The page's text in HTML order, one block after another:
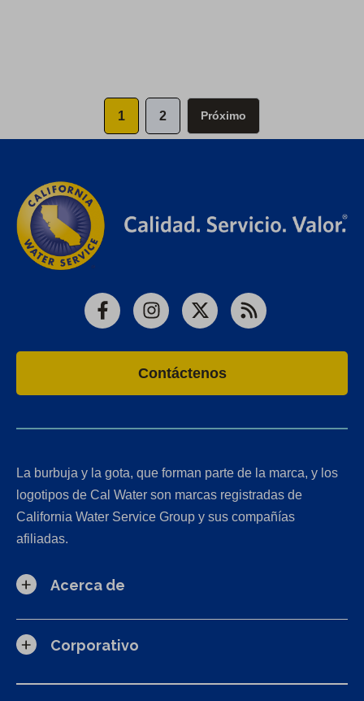
1 2 Próximo
FacebookInstagram
X RSS
Contáctenos
La burbuja y la gota, que forman parte de la marca, y los
logotipos de Cal Water son marcas registradas de
California Water Service Group y sus compañías
afiliadas.
Acerca de
Corporativo